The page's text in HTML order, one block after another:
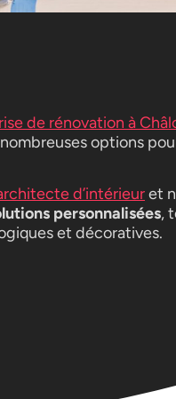
de rénovation à
options
d’intérieuret
personnalisées,
et décoratives.